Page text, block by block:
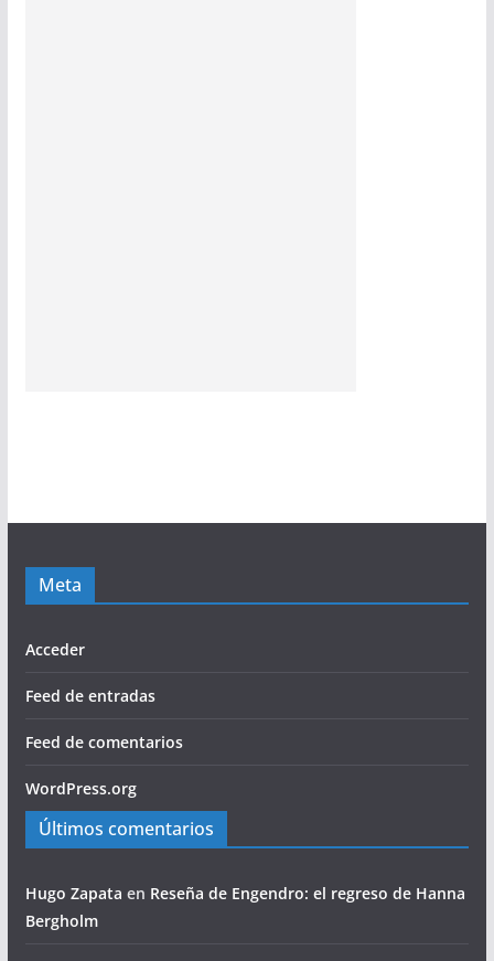
Meta
Acceder
Feed de entradas
Feed de comentarios
WordPress.org
Últimos comentarios
Hugo Zapata en Reseña de Engendro: el regreso de Hanna
Bergholm